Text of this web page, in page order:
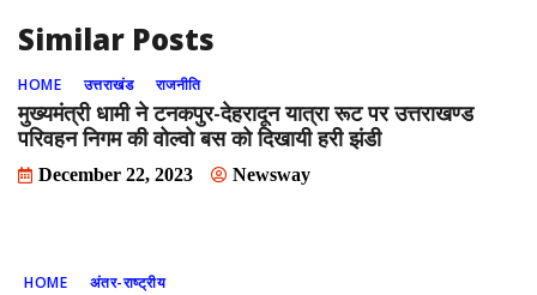
Similar Posts
HOME उत्तराखंड राजनीति
मुख्यमंत्री धामी ने टनकपुर-देहरादून यात्रा रूट पर उत्तराखण्ड
परिवहन निगम की वोल्वो बस को दिखायी हरी झंडी
December 22, 2023 Newsway
HOME अंतर-राष्ट्रीय